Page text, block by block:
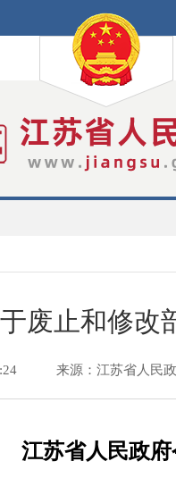
废止和修改
来源：江苏省人民
江苏省人民政府